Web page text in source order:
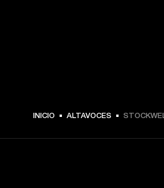
$ 249.99 -
INICIO ALTAVOCES